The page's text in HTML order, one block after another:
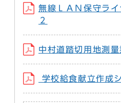
無線ＬＡＮ保守ラ
２
中村道踏切用地測
学校給食献立作成